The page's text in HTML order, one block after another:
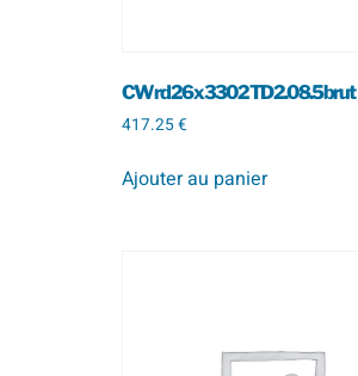
CW rd 26 x 330 2 TD 2.0 8.5 brut
417.25€
Ajouter au panier